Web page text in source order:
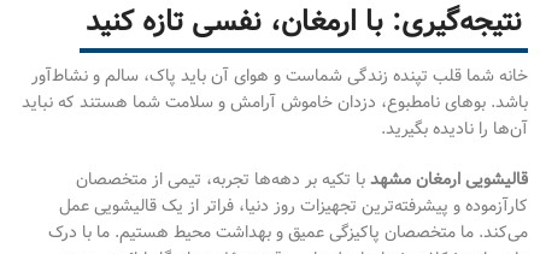
نتیجه‌گیری: با ارمغان، نفسی تازه کنید
خانه شما قلب تپنده زندگی شماست و هوای آن باید پاک، سالم و نشاط‌آور
باشد. بوهای نامطبوع، دزدان خاموش آرامش و سلامت شما هستند که نباید
آن‌ها را نادیده بگیرید.
قالیشویی ارمغان مشهدبا تکیه بر دهه‌ها تجربه، تیمی از متخصصان
کارآزموده و پیشرفته‌ترین تجهیزات روز دنیا، فراتر از یک قالیشویی عمل
می‌کند. ما متخصصان پاکیزگی عمیق و بهداشت محیط هستیم. ما با درک